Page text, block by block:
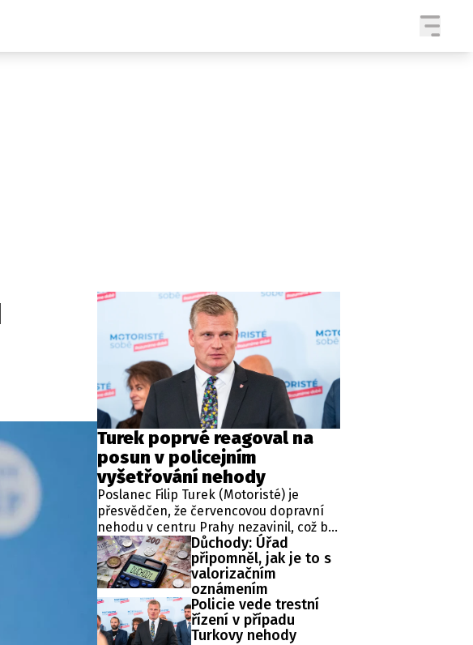
Volná místa
23 054
příběh, fotografie, videa?
Turek poprvé reagoval na
posun v policejním
vyšetřování nehody
Poslanec Filip Turek (Motoristé) je
přesvědčen, že červencovou dopravní
nehodu v centru Prahy nezavinil, což by
podle jeho slov mělo prokázat i
probíhající vyšetřování. Policie v
případu zahájila trestní řízení a zároveň
nařídila znalecké zkoumání. Nikdo
zatím nebyl obviněn.
Důchody: Úřad
připomněl, jak je to s
valorizačním
oznámením
Policie vede trestní
řízení v případu
Turkovy nehody